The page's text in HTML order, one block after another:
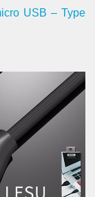
USB – Type